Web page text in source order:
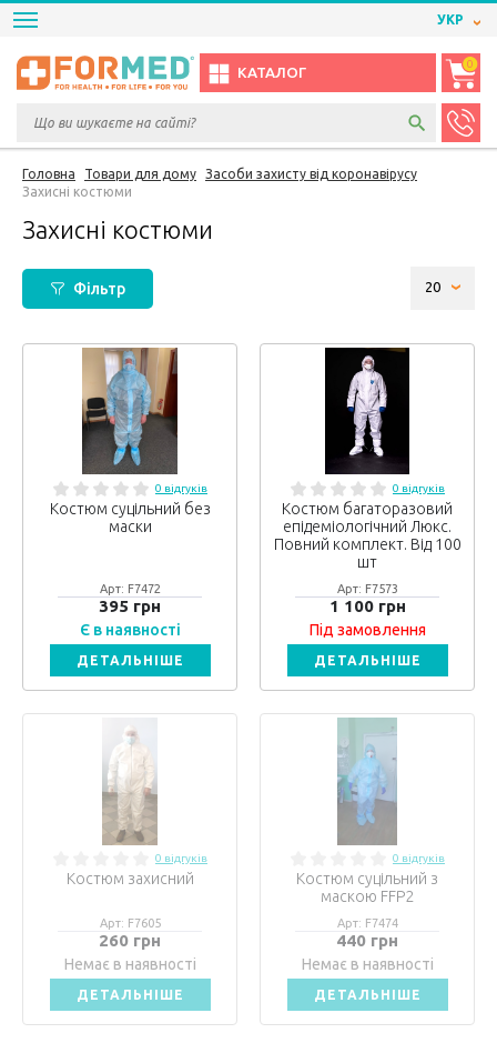
УКР
КАТАЛОГ
0
Головна Товари для дому
Засоби захисту від коронавірусу
Захисні костюми
Захисні костюми
Фільтр
0 відгуків
Костюм суцільний без
маски
Арт: F7472
395 грн
Є в наявності
ДЕТАЛЬНІШЕ
0 відгуків
Костюм багаторазовий
епідеміологічний Люкс.
Повний комплект. Від 100
шт
Арт: F7573
1 100 грн
Під замовлення
ДЕТАЛЬНІШЕ
0 відгуків
Костюм захисний
Арт: F7605
260 грн
Немає в наявності
ДЕТАЛЬНІШЕ
0 відгуків
Костюм суцільний з
маскою FFP2
Арт: F7474
440 грн
Немає в наявності
ДЕТАЛЬНІШЕ